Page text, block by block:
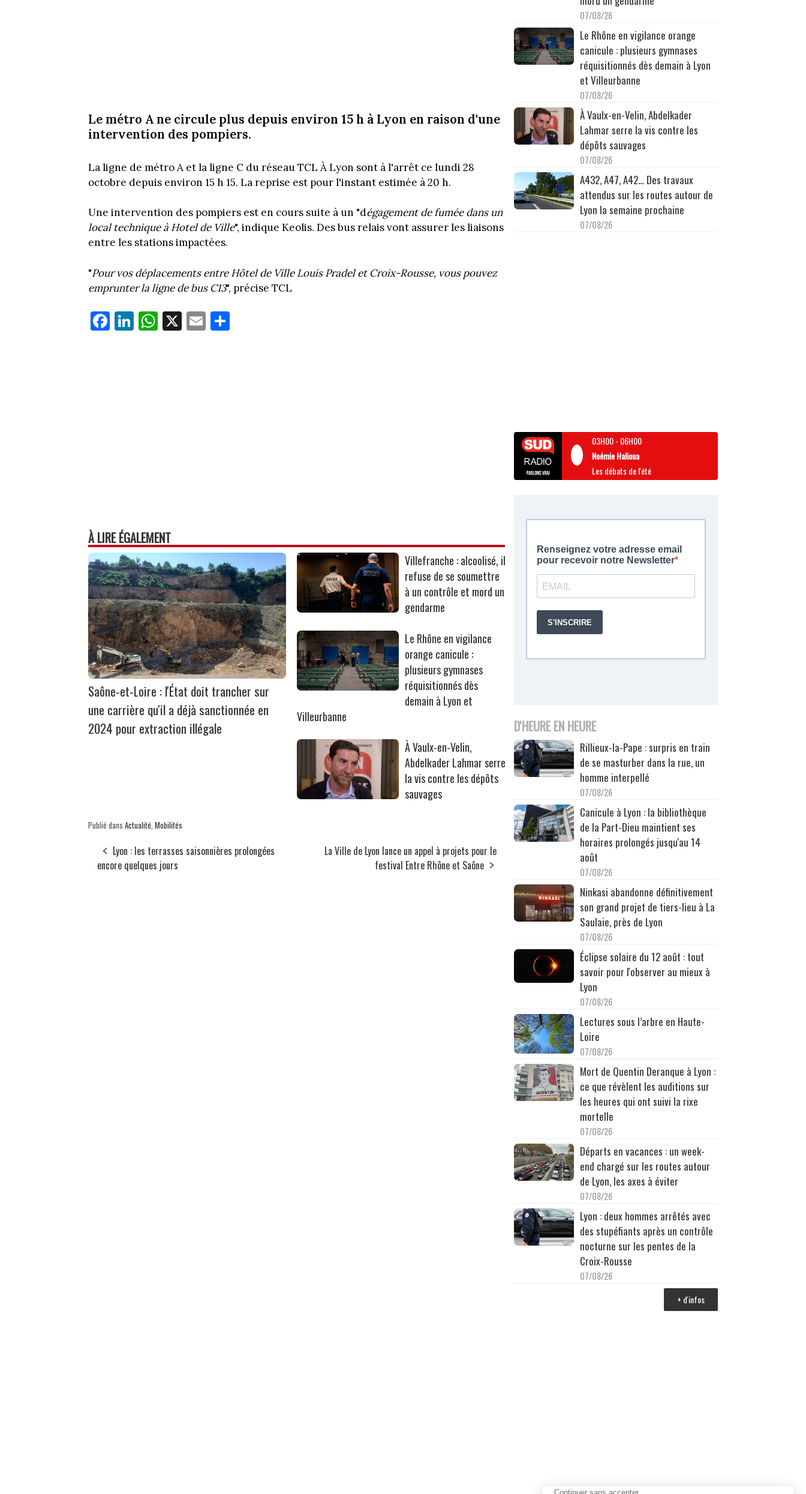
Le métro A ne circule plus depuis environ 15 h à Lyon en raison d'une
intervention des pompiers.
La ligne de métro A et la ligne C du réseau TCL À Lyon sont à l'arrêt ce lundi 28
octobre depuis environ 15 h 15. La reprise est pour l'instant estimée à 20 h.
Une intervention des pompiers est en cours suite à un "dégagement de fumée dans un
local technique à Hotel de Ville", indique Keolis. Des bus relais vont assurer les liaisons
entre les stations impactées.
"Pour vos déplacements entre Hôtel de Ville Louis Pradel et Croix-Rousse, vous pouvez
emprunter la ligne de bus C13", précise TCL
Fa
ce
Li
nk
W
ha
X E
m
À LIRE ÉGALEMENT
Saône-et-Loire : l'État doit trancher sur
une carrière qu'il a déjà sanctionnée en
2024 pour extraction illégale
Villefranche : alcoolisé, il
refuse de se soumettre
à un contrôle et mord un
gendarme
Le Rhône en vigilance
orange canicule :
plusieurs gymnases
réquisitionnés dès
demain à Lyon et
Villeurbanne
À Vaulx-en-Velin,
Abdelkader Lahmar serre
la vis contre les dépôts
sauvages
Publié dans Actualité, Mobilités
Lyon : les terrasses saisonnières prolongées
encore quelques jours
La Ville de Lyon lance un appel à projets pour le
festival Entre Rhône et Saône
07/08/26
Le Rhône en vigilance orange
canicule : plusieurs gymnases
réquisitionnés dès demain à Lyon
et Villeurbanne
07/08/26
À Vaulx-en-Velin, Abdelkader
Lahmar serre la vis contre les
dépôts sauvages
07/08/26
A432, A47, A42… Des travaux
attendus sur les routes autour de
Lyon la semaine prochaine
07/08/26
03H00- 06H00
Noémie Halioua
Les débats de l'été
D'HEURE EN HEURE
Rillieux-la-Pape : surpris en train
de se masturber dans la rue, un
homme interpellé
07/08/26
Canicule à Lyon : la bibliothèque
de la Part-Dieu maintient ses
horaires prolongés jusqu'au 14
août
07/08/26
Ninkasi abandonne définitivement
son grand projet de tiers-lieu à La
Saulaie, près de Lyon
07/08/26
Éclipse solaire du 12 août : tout
savoir pour l'observer au mieux à
Lyon
07/08/26
Lectures sous l’arbre en Haute-
Loire
07/08/26
Mort de Quentin Deranque à Lyon :
ce que révèlent les auditions sur
les heures qui ont suivi la rixe
mortelle
07/08/26
Départs en vacances : un week-
end chargé sur les routes autour
de Lyon, les axes à éviter
07/08/26
Lyon : deux hommes arrêtés avec
des stupéfiants après un contrôle
nocturne sur les pentes de la
Croix-Rousse
07/08/26
+ d'infos